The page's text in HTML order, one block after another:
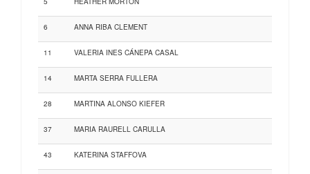
6 ANNA RIBA CLEMENT
11 VALERIA INES CÁNEPA CASAL
14 MARTA SERRA FULLERA
28 MARTINA ALONSO KIEFER
37 MARIA RAURELL CARULLA
43 KATERINA STAFFOVA